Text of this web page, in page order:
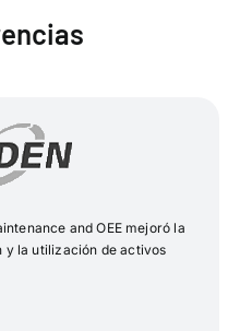
and OEE mejoró la
y la utilización de activos